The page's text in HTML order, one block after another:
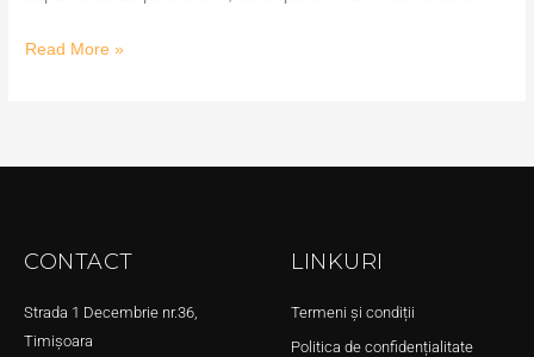
Read More »
CONTACT
Strada 1 Decembrie nr.36,
Timișoara
LINKURI
Termeni și condiții
Politica de confidențialitate